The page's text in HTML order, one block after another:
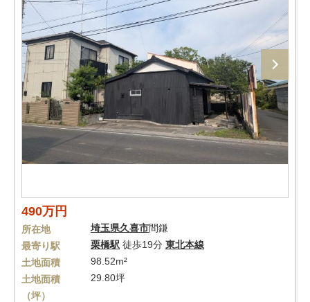
490万円
所在地 埼玉県久喜市間鎌
最寄り駅
栗橋駅 徒歩19分 東北本線
土地面積
98.52m²
土地面積
（坪）
29.80坪